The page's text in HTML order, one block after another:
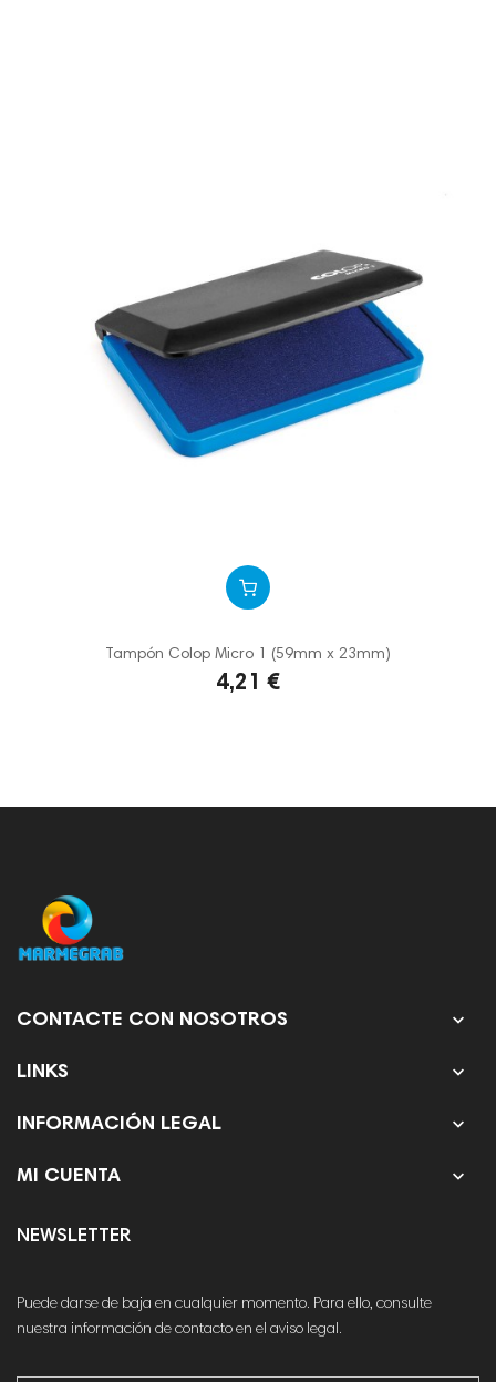
Tampón Colop Micro 1 (59mm x 23mm)
4,21 €
CONTACTE CON NOSOTROS 
LINKS 
INFORMACIÓN LEGAL 
MI CUENTA 
NEWSLETTER
Puede darse de baja en cualquier momento. Para ello, consulte
nuestra información de contacto en el aviso legal.